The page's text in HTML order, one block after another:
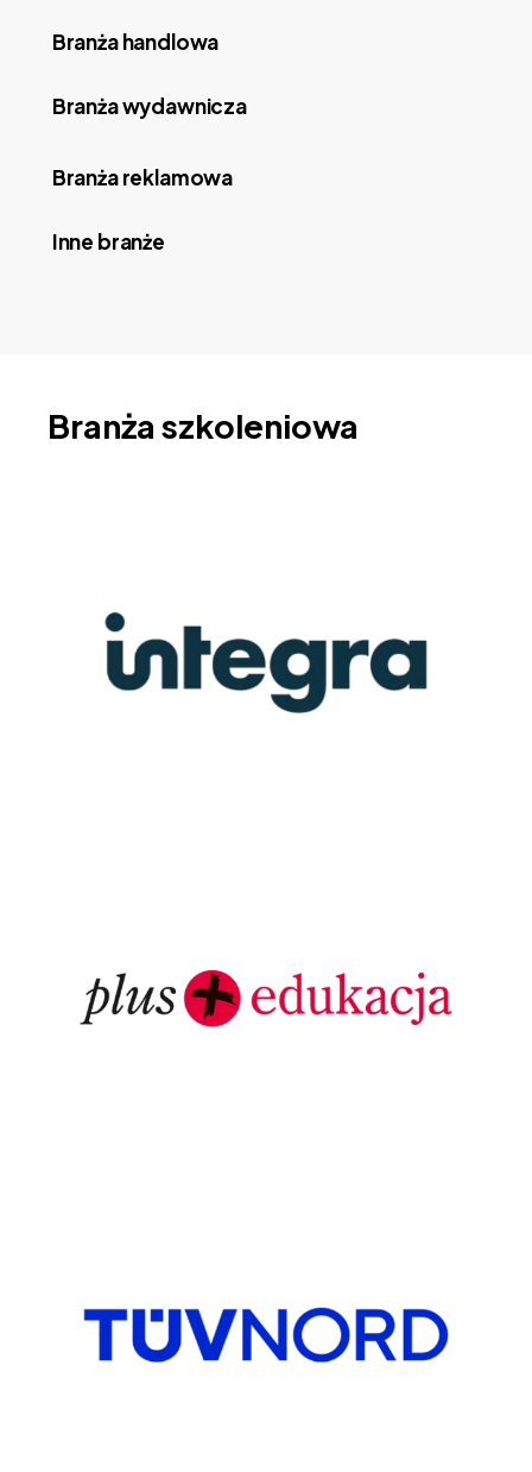
Branża handlowa
Branża wydawnicza
Branża reklamowa
Inne branże
Branża szkoleniowa